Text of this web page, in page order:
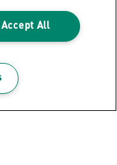
Accept All